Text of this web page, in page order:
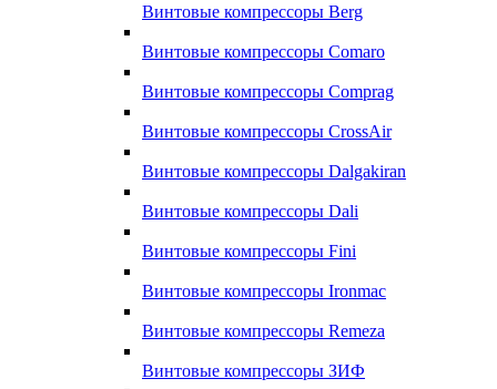
Винтовые компрессоры Berg
Винтовые компрессоры Comaro
Винтовые компрессоры Comprag
Винтовые компрессоры CrossAir
Винтовые компрессоры Dalgakiran
Винтовые компрессоры Dali
Винтовые компрессоры Fini
Винтовые компрессоры Ironmac
Винтовые компрессоры Remeza
Винтовые компрессоры ЗИФ